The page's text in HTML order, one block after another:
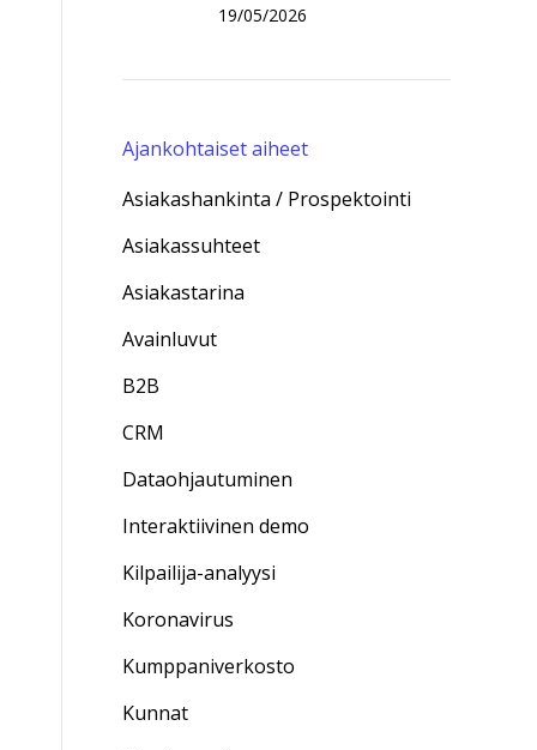
19/05/2026
Ajankohtaiset aiheet
Asiakashankinta / Prospektointi
Asiakassuhteet
Asiakastarina
Avainluvut
B2B
CRM
Dataohjautuminen
Interaktiivinen demo
Kilpailija-analyysi
Koronavirus
Kumppaniverkosto
Kunnat